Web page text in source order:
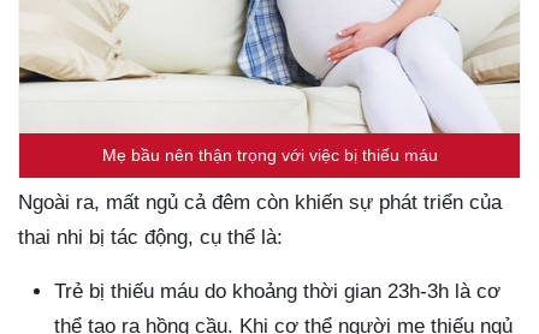
Mẹ bầu nên thận trọng với việc bị thiếu máu
Ngoài ra, mất ngủ cả đêm còn khiến sự phát triển của
thai nhi bị tác động, cụ thể là:
Trẻ bị thiếu máu do khoảng thời gian 23h-3h là cơ
thể tạo ra hồng cầu. Khi cơ thể người mẹ thiếu ngủ